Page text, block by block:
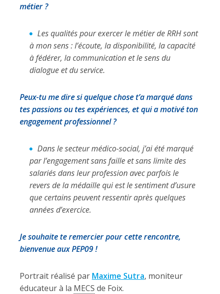
métier ?
Les qualités pour exercer le métier de RRH sont
à mon sens : l’écoute, la disponibilité, la capacité
à fédérer, la communication et le sens du
dialogue et du service.
Peux-tu me dire si quelque chose t’a marqué dans
tes passions ou tes expériences, et qui a motivé ton
engagement professionnel ?
Dans le secteur médico-social, j’ai été marqué
par l’engagement sans faille et sans limite des
salariés dans leur profession avec parfois le
revers de la médaille qui est le sentiment d’usure
que certains peuvent ressentir après quelques
années d’exercice.
Je souhaite te remercier pour cette rencontre,
bienvenue aux PEP09 !
Portrait réalisé par Maxime Sutra, moniteur
éducateur à la MECS de Foix.